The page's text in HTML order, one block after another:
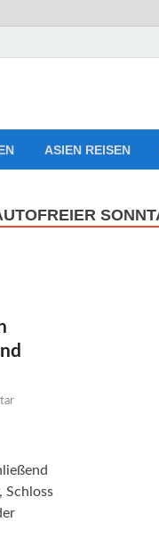
ASIEN REISEN
Schloss